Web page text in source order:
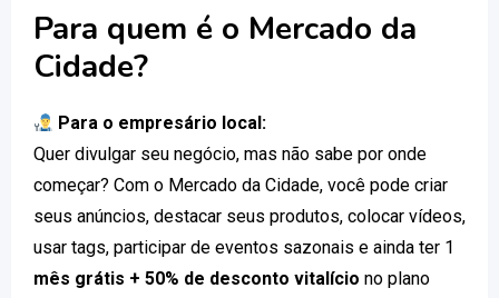
Para quem é o Mercado da
Cidade?
Para o empresário local:
Quer divulgar seu negócio, mas não sabe por onde
começar? Com o Mercado da Cidade, você pode criar
seus anúncios, destacar seus produtos, colocar vídeos,
usar tags, participar de eventos sazonais e ainda ter 1
mês grátis + 50% de desconto vitalício no plano